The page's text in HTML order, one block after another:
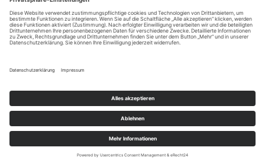
Disclaimer
Der Gay in May e.V. bietet unterschiedlichen Gruppen und
für ihre Inhalte tragen die Veranstalter*innen.
Impressum|Datenschutz|Cookie-Einstellungen